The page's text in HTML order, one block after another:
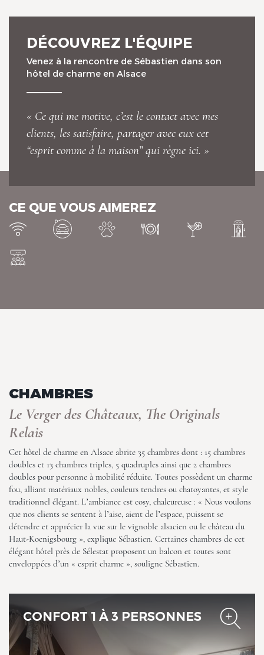
DÉCOUVREZ L'ÉQUIPE
Venez à la rencontre de Sébastien dans son
hôtel de charme en Alsace
« Ce qui me motive, c’est le contact avec mes
clients, les satisfaire, partager avec eux cet
“esprit comme à la maison” qui règne ici. »
CE QUE VOUS AIMEREZ
CHAMBRES
Le Verger des Châteaux, The Originals
Relais
Cet hôtel de charme en Alsace abrite 35 chambres dont : 15 chambres
doubles et 13 chambres triples, 5 quadruples ainsi que 2 chambres
doubles pour personne à mobilité réduite. Toutes possèdent un charme
fou, alliant matériaux nobles, couleurs tendres ou chatoyantes, et style
traditionnel élégant. L’ambiance est cosy, chaleureuse : « Nous voulons
que nos clients se sentent à l’aise, aient de l’espace, puissent se
détendre et apprécier la vue sur le vignoble alsacien ou le château du
Haut-Koenigsbourg », explique Sébastien. Certaines chambres de cet
élégant hôtel près de Sélestat proposent un balcon et toutes sont
enveloppées d’un « esprit charme », souligne Sébastien.
CONFORT 1 À 3 PERSONNES
GENERAL (20)
Le Verger des Châteaux, The
Originals Relais
Le Verger des Châteaux, The
Originals Relais